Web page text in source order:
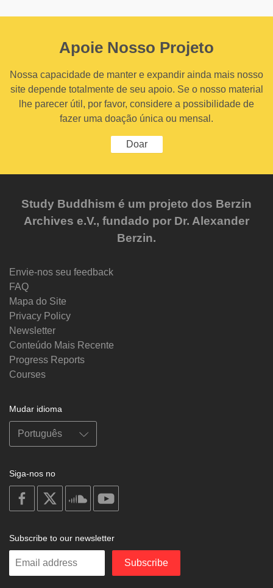
Apoie Nosso Projeto
Nossa capacidade de manter e expandir ainda mais nosso
site depende totalmente de seu apoio. Se o nosso material
lhe parecer útil, por favor, considere a possibilidade de
fazer uma doação única ou mensal.
Doar
Study Buddhism é um projeto dos Berzin
Archives e.V., fundado por Dr. Alexander
Berzin.
Envie-nos seu feedback
FAQ
Mapa do Site
Privacy Policy
Newsletter
Conteúdo Mais Recente
Progress Reports
Courses
Mudar idioma
Siga-nos no
on
facebook
soundcloud
Subscribe to our newsletter
Enter
Subscribe